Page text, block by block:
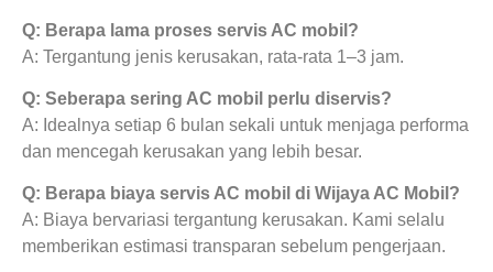
Q: Berapa lama proses servis AC mobil?
A: Tergantung jenis kerusakan, rata-rata 1–3 jam.
Q: Seberapa sering AC mobil perlu diservis?
A: Idealnya setiap 6 bulan sekali untuk menjaga performa
dan mencegah kerusakan yang lebih besar.
Q: Berapa biaya servis AC mobil di Wijaya AC Mobil?
A: Biaya bervariasi tergantung kerusakan. Kami selalu
memberikan estimasi transparan sebelum pengerjaan.